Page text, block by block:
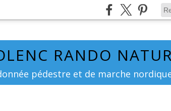
RANDO
pédestre et de marche